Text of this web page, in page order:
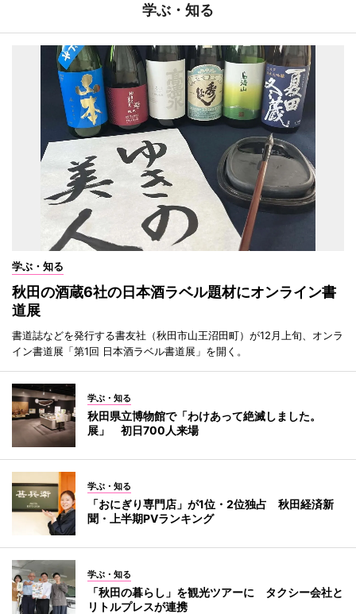
学ぶ・知る
学ぶ・知る
秋田の酒蔵6社の日本酒ラベル題材にオンライン書
道展
書道誌などを発行する書友社（秋田市山王沼田町）が12月上旬、オンラ
イン書道展「第1回 日本酒ラベル書道展」を開く。
学ぶ・知る
秋田県立博物館で「わけあって絶滅しました。
展」 初日700人来場
学ぶ・知る
「おにぎり専門店」が1位・2位独占 秋田経済新
聞・上半期PVランキング
学ぶ・知る
「秋田の暮らし」を観光ツアーに タクシー会社と
リトルプレスが連携